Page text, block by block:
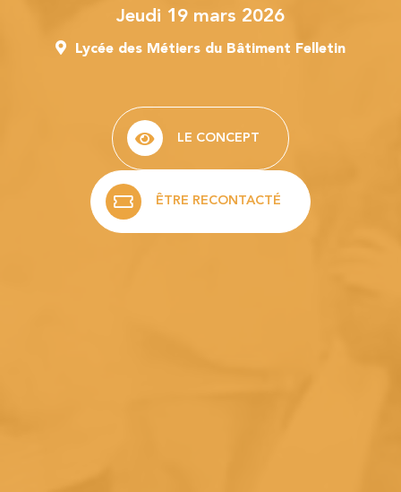
jeudi 19 mars 2026
Lycée des Métiers du Bâtiment Felletin
LE CONCEPT
ÊTRE RECONTACTÉ